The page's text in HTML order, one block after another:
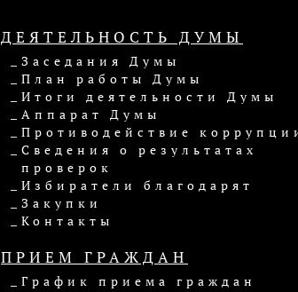
ДЕЯТЕЛЬНОСТЬ ДУМЫ
Заседания Думы
План работы Думы
Итоги деятельности Думы
Аппарат Думы
Противодействие
Сведения о результатах
проверок
Избиратели благодарят
Закупки
Контакты
ПРИЕМ ГРАЖДАН
График приема граждан